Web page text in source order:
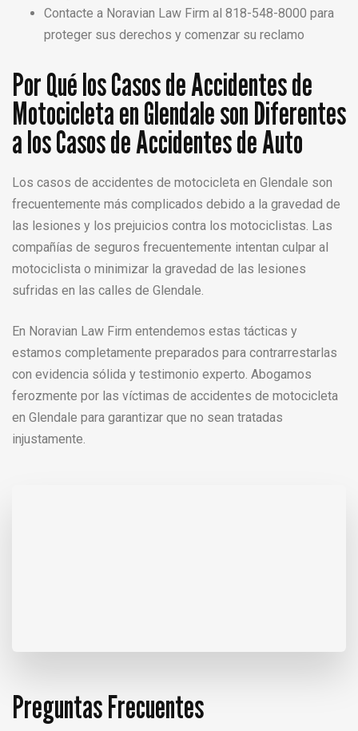
Contacte a Noravian Law Firm al 818-548-8000 para
proteger sus derechos y comenzar su reclamo
Por Qué los Casos de Accidentes de
Motocicleta en Glendale son Diferentes
a los Casos de Accidentes de Auto
Los casos de accidentes de motocicleta en Glendale son
frecuentemente más complicados debido a la gravedad de
las lesiones y los prejuicios contra los motociclistas. Las
compañías de seguros frecuentemente intentan culpar al
motociclista o minimizar la gravedad de las lesiones
sufridas en las calles de Glendale.
En Noravian Law Firm entendemos estas tácticas y
estamos completamente preparados para contrarrestarlas
con evidencia sólida y testimonio experto. Abogamos
ferozmente por las víctimas de accidentes de motocicleta
en Glendale para garantizar que no sean tratadas
injustamente.
Preguntas Frecuentes